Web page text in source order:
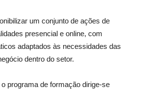
um conjunto de ações de
presencial e online, com
adaptados às necessidades das
dentro do setor.
programa de formação dirige-se